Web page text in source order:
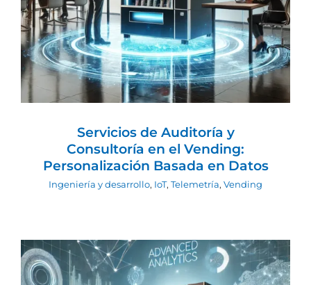
Ingeniería y desarrollo IoT Telemetría Vending
Servicios de Auditoría y
Consultoría en el Vending:
Personalización Basada en Datos
Ingeniería y desarrollo, IoT, Telemetría, Vending